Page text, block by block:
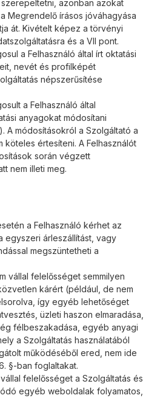
azonban azokat
Megrendelő írásos jóváhagyása
át. Kivételt képez a törvényi
és a VII pont.
a Felhasználó által írt oktatási
nevét és profilképét
népszerűsítése
a Felhasználó által
anyagokat módosítani
A módosításokról a Szolgáltató a
köteles értesíteni. A Felhasználót
során végzett
nem illeti meg.
a Felhasználó kérhet az
egyszeri árleszállítást, vagy
megszüntetheti a
vállal felelősséget semmilyen
kárért (például, de nem
így egyéb lehetőséget
üzleti haszon elmaradása,
félbeszakadása, egyéb anyagi
a Szolgáltatás használatából
működéséből ered, nem ide
§-ban foglaltakat.
felelősséget a Szolgáltatás és
egyéb weboldalak folyamatos,